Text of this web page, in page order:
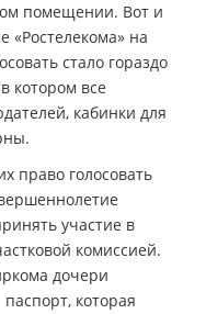
помещении. Вот и
«Ростелекома» на
стало гораздо
котором все
кабинки для
право голосовать
участие в
комиссией.
дочери
которая